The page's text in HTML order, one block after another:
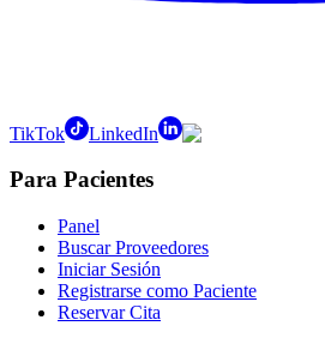
TikTok LinkedIn
Para Pacientes
Panel
Buscar Proveedores
Iniciar Sesión
Registrarse como Paciente
Reservar Cita